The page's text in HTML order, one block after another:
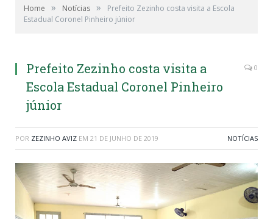
Home » Notícias »
Prefeito Zezinho costa visita a Escola
Estadual Coronel Pinheiro júnior
Prefeito Zezinho costa visita a
Escola Estadual Coronel Pinheiro
júnior
0
POR ZEZINHO AVIZ EM 21 DE JUNHO DE 2019 NOTÍCIAS